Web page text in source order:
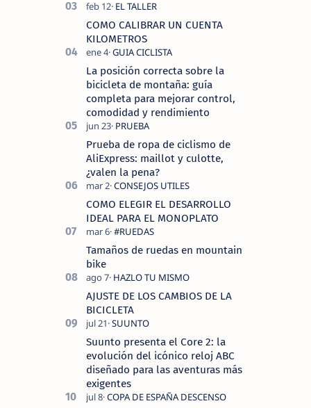
COMO CALIBRAR UN CUENTA
KILOMETROS
La posición correcta sobre la
bicicleta de montaña: guía
completa para mejorar control,
comodidad y rendimiento
Prueba de ropa de ciclismo de
AliExpress: maillot y culotte,
¿valen la pena?
COMO ELEGIR EL DESARROLLO
IDEAL PARA EL MONOPLATO
Tamaños de ruedas en mountain
bike
AJUSTE DE LOS CAMBIOS DE LA
BICICLETA
Suunto presenta el Core 2: la
evolución del icónico reloj ABC
diseñado para las aventuras más
exigentes